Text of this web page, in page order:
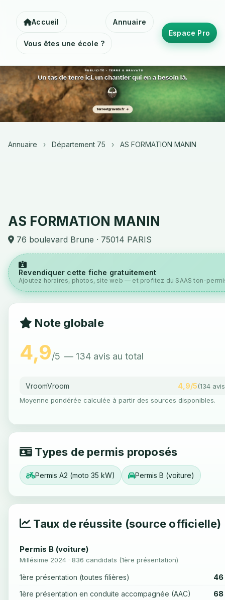
Accueil Annuaire
Vous êtes une école ?
Espace Pro
Annuaire › Département 75 › AS FORMATION MANIN
AS FORMATION MANIN
76 boulevard Brune · 75014 PARIS
Revendiquer cette fiche gratuitement
Ajoutez horaires, photos, site web — et profitez du SAAS ton-
Note globale
4,9/5 — 134 avis au total
VroomVroom 4,9/5(134
Moyenne pondérée calculée à partir des sources disponibles.
Types de permis proposés
Permis A2 (moto 35 kW) Permis B (voiture)
Taux de réussite (source officielle)
Permis B (voiture)
Millésime 2024 · 836 candidats (1ère présentation)
1ère présentation (toutes filières) 46
1ère présentation en conduite accompagnée (AAC) 68